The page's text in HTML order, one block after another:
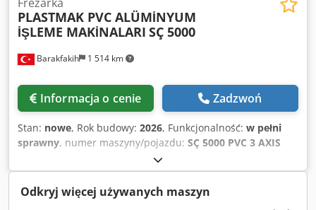
Barakfakih 1 514 km
PLASTMAK PVC ALÜMİNYUM
İŞLEME MAKİNALARI SÇ 5000
Informacja o cenie Zadzwoń
Stan: nowe, Rok budowy: 2026, Funkcjonalność: w pełni
sprawny, numer maszyny/pojazdu: SÇ 5000 PVC 3 AXIS
, - Może wykonywać operacje na
drzwiach, skrzydłach, ramionach i przesuwaniu profili PVC
dzięki 3 różnym silnikom. Codpfx Amera Nxaomorf - 3-
osiowy system serwomotorów - Łatwe programowanie
Odkryj więcej używanych maszyn